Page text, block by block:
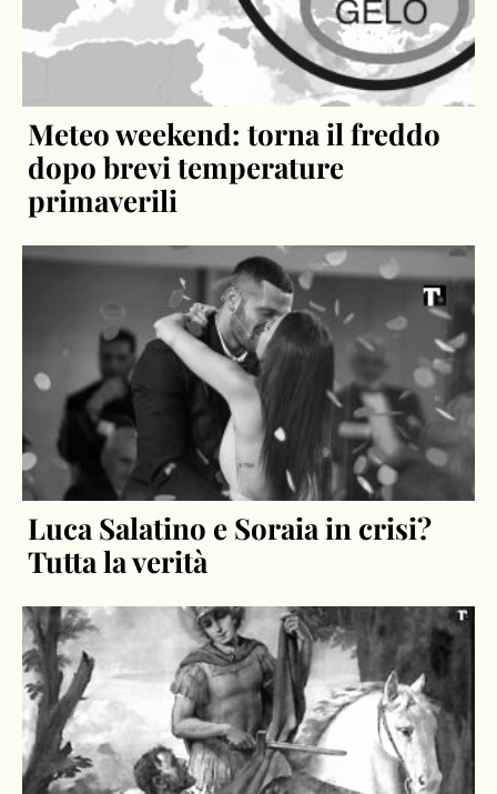
Meteo weekend: torna il freddo
dopo brevi temperature
primaverili
Luca Salatino e Soraia in crisi?
Tutta la verità